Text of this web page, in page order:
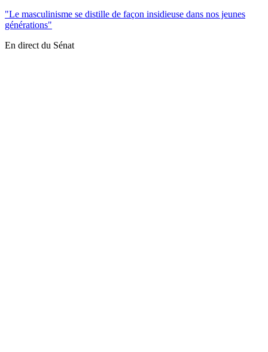
"Le masculinisme se distille de façon insidieuse dans nos jeunes
générations"
En direct du Sénat